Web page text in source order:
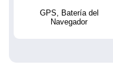
GPS, Batería del
Navegador